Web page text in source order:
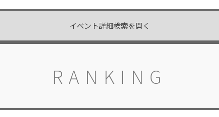
イベント詳細検索を開く
RANKING